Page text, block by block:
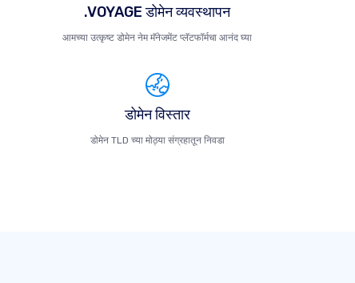
.VOYAGE डोमेन व्यवस्थापन
आमच्या उत्कृष्ट डोमेन नेम मॅनेजमेंट प्लॅटफॉर्मचा आनंद घ्या
डोमेन विस्तार
डोमेन TLD च्या मोठ्या संग्रहातून निवडा